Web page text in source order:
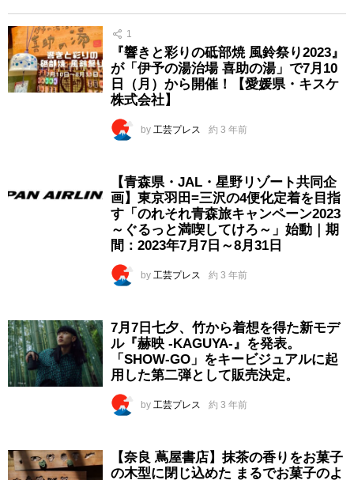
1
『響きと彩りの砥部焼 風鈴祭り2023』
が「伊予の湯治場 喜助の湯」で7月10
日（月）から開催！【愛媛県・キスケ
株式会社】
by 工芸プレス 約 3 年前
【青森県・JAL・星野リゾート共同企
画】東京羽田=三沢の4便化定着を目指
す「のれそれ青森旅キャンペーン2023
～ぐるっと満喫してけろ～」始動｜期
間：2023年7月7日～8月31日
by 工芸プレス 約 3 年前
7月7日七夕、竹から着想を得た新モデ
ル『赫映 -KAGUYA-』を発表。
「SHOW-GO」をキービジュアルに起
用した第二弾として販売決定。
by 工芸プレス 約 3 年前
【奈良 蔦屋書店】抹茶の香りをお菓子
の木型に閉じ込めた まるでお菓子のよ